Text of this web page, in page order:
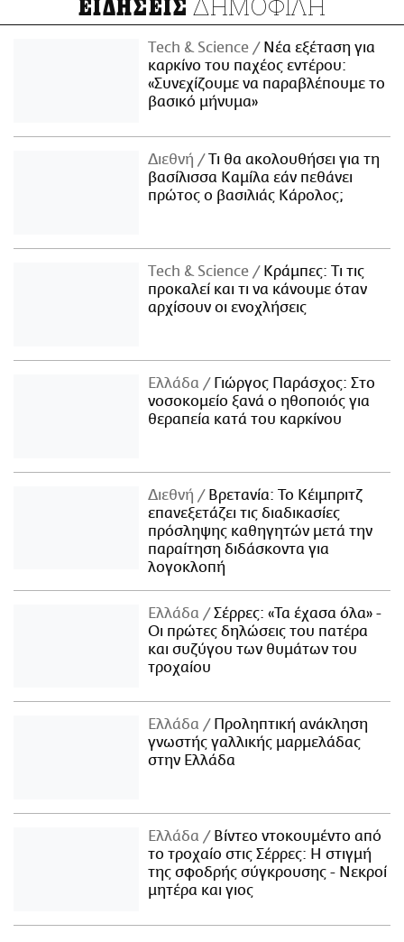
ΕΙΔΗΣΕΙΣ
Τech & Science
Νέα εξέταση για
καρκίνο του παχέος εντέρου:
«Συνεχίζουμε να παραβλέπουμε το
βασικό μήνυμα»
Διεθνή
Τι θα ακολουθήσει για τη
βασίλισσα Καμίλα εάν πεθάνει
πρώτος ο βασιλιάς Κάρολος;
Τech & Science
Κράμπες: Τι τις
προκαλεί και τι να κάνουμε όταν
αρχίσουν οι ενοχλήσεις
Ελλάδα
Γιώργος Παράσχος: Στο
νοσοκομείο ξανά ο ηθοποιός για
θεραπεία κατά του καρκίνου
Διεθνή
Βρετανία: Το Κέιμπριτζ
επανεξετάζει τις διαδικασίες
πρόσληψης καθηγητών μετά την
παραίτηση διδάσκοντα για
λογοκλοπή
Ελλάδα
Σέρρες: «Τα έχασα όλα» -
Οι πρώτες δηλώσεις του πατέρα
και συζύγου των θυμάτων του
τροχαίου
Ελλάδα
Προληπτική ανάκληση
γνωστής γαλλικής μαρμελάδας
στην Ελλάδα
Ελλάδα
Βίντεο ντοκουμέντο από
το τροχαίο στις Σέρρες: Η στιγμή
της σφοδρής σύγκρουσης - Νεκροί
μητέρα και γιος